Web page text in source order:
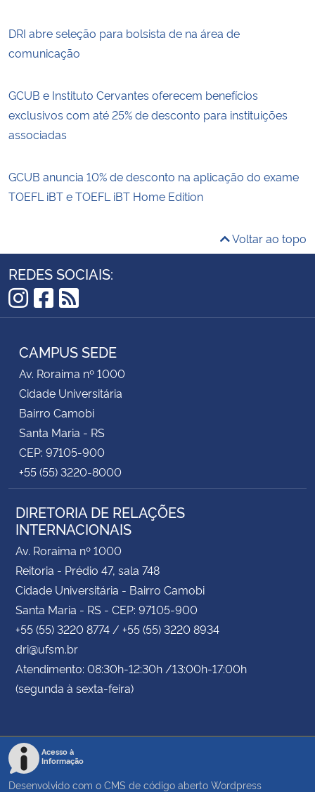
DRI abre seleção para bolsista de na área de
comunicação
GCUB e Instituto Cervantes oferecem benefícios
exclusivos com até 25% de desconto para instituições
associadas
GCUB anuncia 10% de desconto na aplicação do exame
TOEFL iBT e TOEFL iBT Home Edition
Voltar ao topo
REDES SOCIAIS:
Instagram
Facebook
RSS
CAMPUS SEDE
Av. Roraima nº 1000
Cidade Universitária
Bairro Camobi
Santa Maria - RS
CEP: 97105-900
+55 (55) 3220-8000
DIRETORIA DE RELAÇÕES
INTERNACIONAIS
Av. Roraima nº 1000
Reitoria - Prédio 47, sala 748
Cidade Universitária - Bairro Camobi
Santa Maria - RS - CEP: 97105-900
+55 (55) 3220 8774 / +55 (55) 3220 8934
dri@ufsm.br
Atendimento: 08:30h-12:30h /13:00h-17:00h
(segunda à sexta-feira)
Acesso à
Informação
Desenvolvido com o CMS de código aberto Wordpress